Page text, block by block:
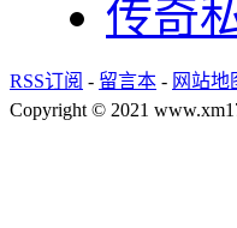
传奇
RSS订阅 - 留言本 - 网站地
Copyright © 2021